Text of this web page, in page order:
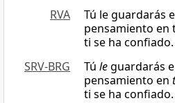
RVA
Tú le guardarás
pensamiento en
ti se ha confiado.
SRV-BRG
Tú leguardarás
pensamiento en
ti se ha confiado.